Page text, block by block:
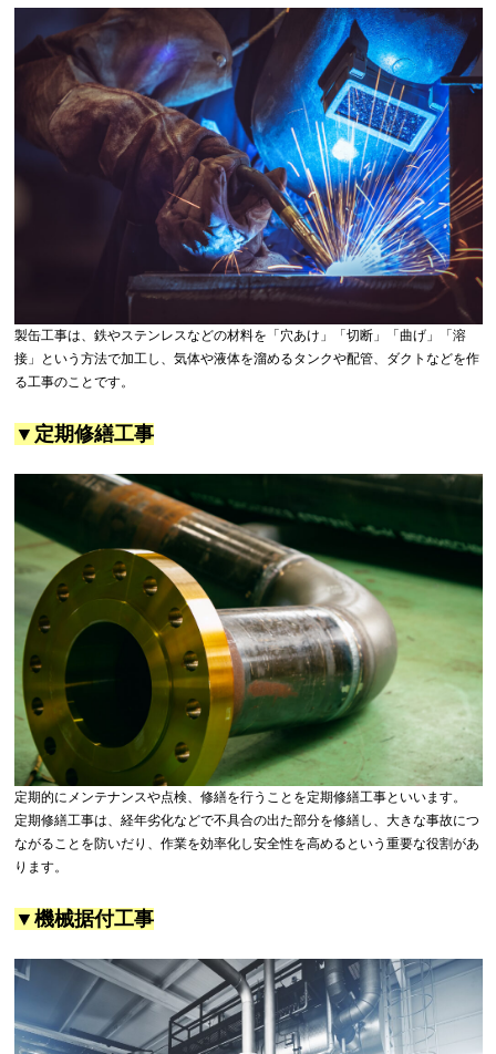
製缶工事は、鉄やステンレスなどの材料を「穴あけ」「切断」「曲げ」「溶
接」という方法で加工し、気体や液体を溜めるタンクや配管、ダクトなどを作
る工事のことです。
▼定期修繕工事
定期的にメンテナンスや点検、修繕を行うことを定期修繕工事といいます。
定期修繕工事は、経年劣化などで不具合の出た部分を修繕し、大きな事故につ
ながることを防いだり、作業を効率化し安全性を高めるという重要な役割があ
ります。
▼機械据付工事